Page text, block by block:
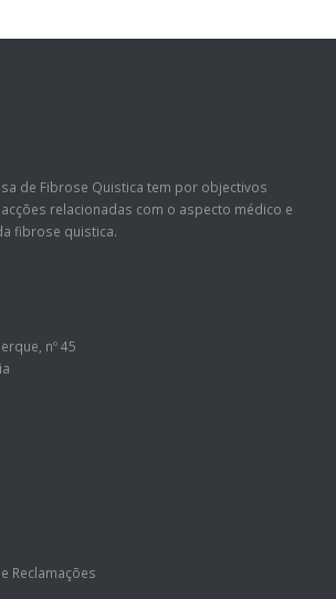
de Fibrose Quistica tem por objectivos
relacionadas com o aspecto médico e
fibrose quistica.
nº 45
Reclamações